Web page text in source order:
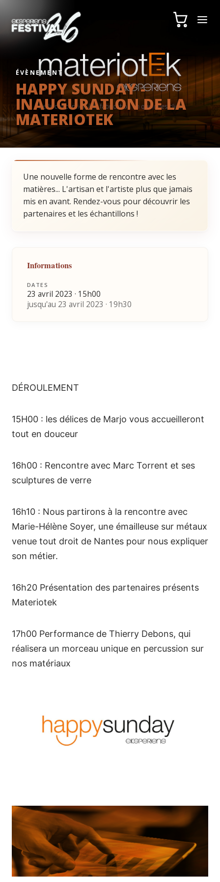
ÉVÈNEMENT
HAPPY SUNDAY -
INAUGURATION DE LA
MATERIOTEK
Une nouvelle forme de rencontre avec les
matières... L'artisan et l'artiste plus que jamais
mis en avant. Rendez-vous pour découvrir les
partenaires et les échantillons !
DÉROULEMENT
15H00 : les délices de Marjo vous accueilleront
tout en douceur
16h00 : Rencontre avec Marc Torrent et ses
sculptures de verre
16h10 : Nous partirons à la rencontre avec
Marie-Hélène Soyer, une émailleuse sur métaux
venue tout droit de Nantes pour nous expliquer
son métier.
16h20 Présentation des partenaires présents
Materiotek
17h00 Performance de Thierry Debons, qui
réalisera un morceau unique en percussion sur
nos matériaux
Informations
DATES
23 avril 2023 · 15h00
jusqu'au 23 avril 2023 · 19h30